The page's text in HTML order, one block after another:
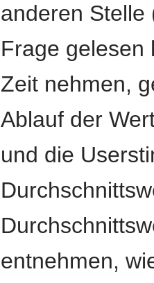
anderen
Frage gelesen
Zeit nehmen,
Ablauf der
und die
entnehmen,